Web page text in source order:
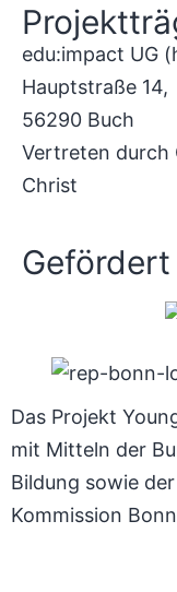
edu:impact UG
Hauptstraße 14,
56290 Buch
Vertreten durch
Christ
Das Projekt
mit Mitteln der
Bildung sowie
Kommission